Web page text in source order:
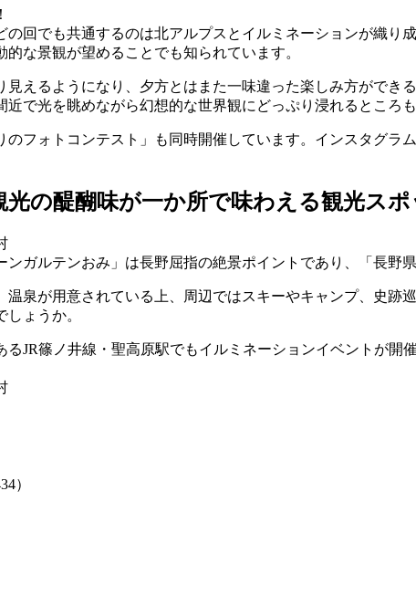
回でも共通するのは北アルプスとイルミネーションが織り成
な景観が望めることでも知られています。
えるようになり、夕方とはまた一味違った楽しみ方ができ
で光を眺めながら幻想的な世界観にどっぷり浸れるところも
フォトコンテスト」も同時開催しています。インスタグラ
の醍醐味が一か所で味わえる観光ス
ガルテンおみ」は長野屈指の絶景ポイントであり、「長野
泉が用意されている上、周辺ではスキーやキャンプ、史跡
ょうか。
JR篠ノ井線・聖高原駅でもイルミネーションイベントが開
）